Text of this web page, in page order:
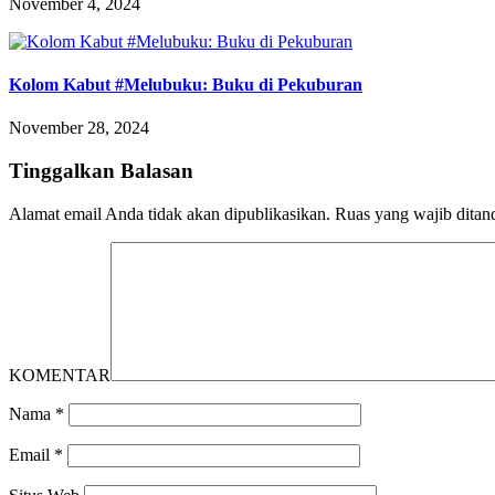
Kolom Kabut #Melubuku: Buku di Pekuburan
November 28, 2024
Tinggalkan Balasan
Alamat email Anda tidak akan dipublikasikan. Ruas yang wajib
KOMENTAR
Nama *
Email *